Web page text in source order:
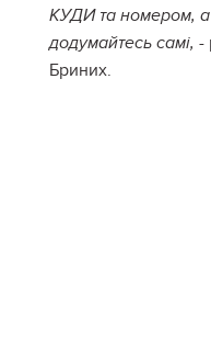
КУДИ та номером,
додумайтесь самі, -
Бриних.